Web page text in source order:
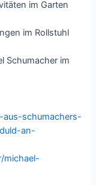
im Garten
im Rollstuhl
Schumacher im
schumachers-
an-
michael-